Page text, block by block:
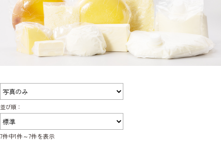
並び順：
7件中1件～7件を表示